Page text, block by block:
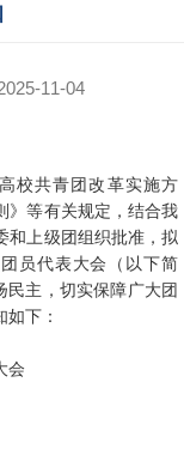
11-04
校共青团改革实施方
》等有关规定，结合我
和上级团组织批准，拟
员代表大会（以下简
民主，切实保障广大团
下：
会